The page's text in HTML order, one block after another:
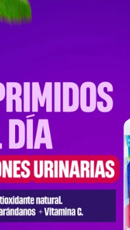
que te